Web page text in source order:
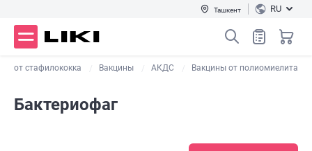
Ташкент RU
от стафилококка Вакцины АКДС Вакцины от полиомиелита
Бактериофаг